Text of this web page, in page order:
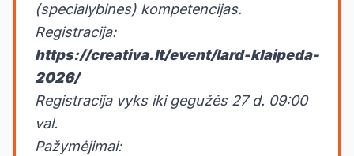
(specialybines) kompetencijas.
Registracija:
https://creativa.lt/event/lard-klaipeda-
2026/
Registracija vyks iki gegužės 27 d. 09:00
val.
Pažymėjimai: